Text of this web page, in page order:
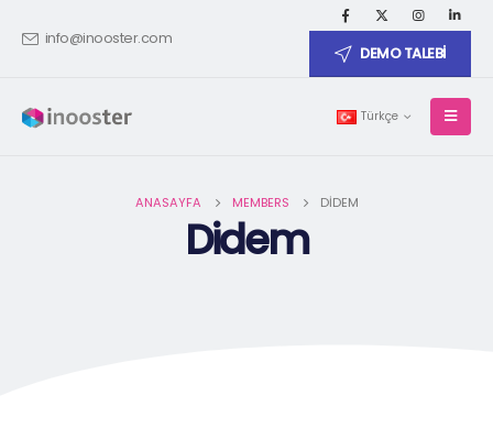
info@inooster.com
DEMO TALEBİ
Türkçe
ANASAYFA MEMBERS DIDEM
Didem